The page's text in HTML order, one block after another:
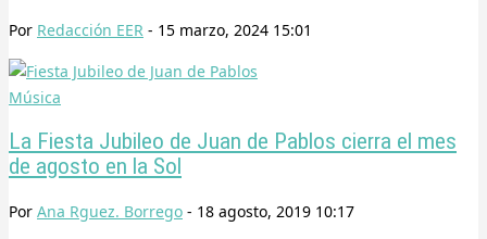
Por Redacción EER - 15 marzo, 2024 15:01
Música
La Fiesta Jubileo de Juan de Pablos cierra el mes
de agosto en la Sol
Por Ana Rguez. Borrego - 18 agosto, 2019 10:17